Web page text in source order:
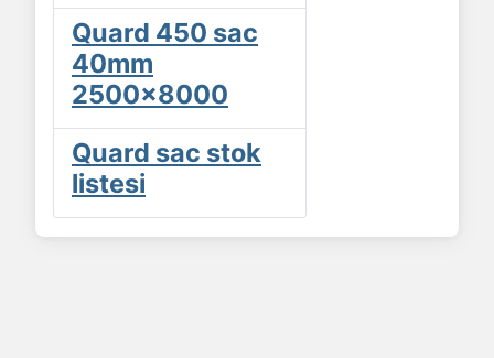
Quard 450 sac
40mm
2500x8000
Quard sac stok
listesi